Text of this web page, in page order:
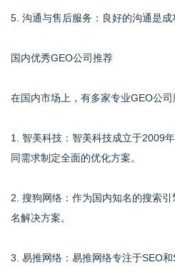
5. 沟通与售后服务：良好的沟通是
国内优秀GEO公司推荐
在国内市场上，有多家专业GEO公
1. 智美科技：智美科技成立于2009
同需求制定全面的优化方案。
2. 搜狗网络：作为国内知名的搜索
名解决方案。
3. 易推网络：易推网络专注于SEO